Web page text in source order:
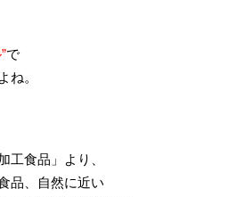
で
ね。
工食品」より、
品、自然に近い